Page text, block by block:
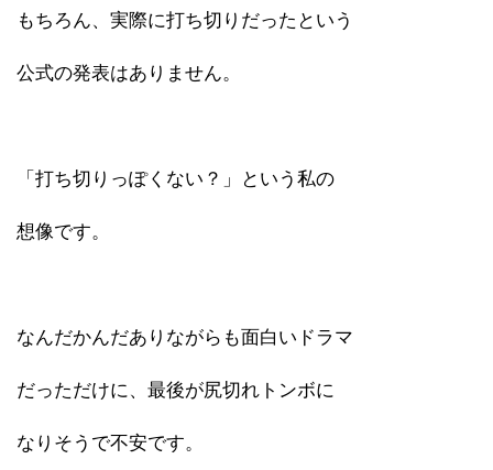
もちろん、実際に打ち切りだったという
公式の発表はありません。
「打ち切りっぽくない？」という私の
想像です。
なんだかんだありながらも面白いドラマ
だっただけに、最後が尻切れトンボに
なりそうで不安です。